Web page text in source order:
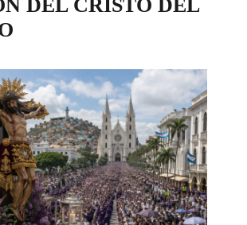
DEL CRISTO DEL